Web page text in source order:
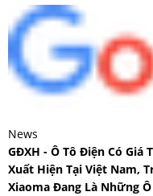
News
GĐXH - Ô Tô Điện Có
Xuất Hiện Tại Việt Nam,
Xiaoma Đang Là Những